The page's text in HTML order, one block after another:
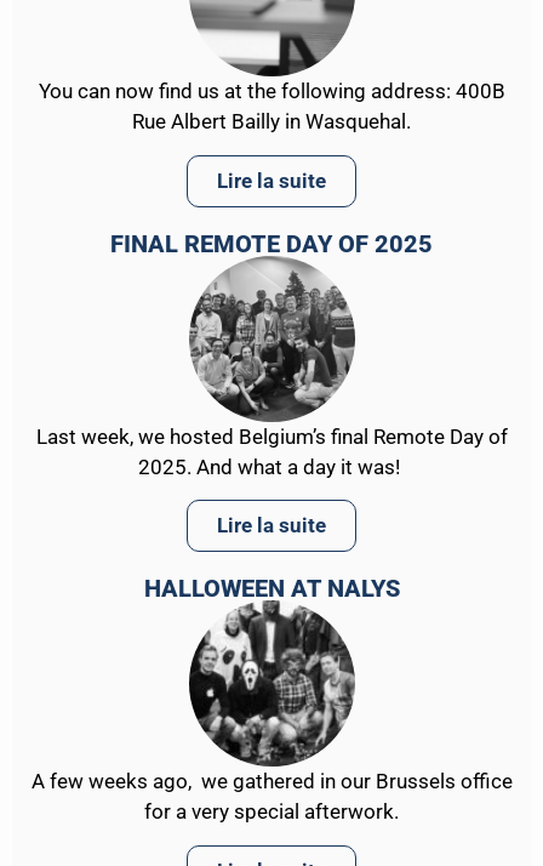
You can now find us at the following address: 400B
Rue Albert Bailly in Wasquehal.
Lire la suite
FINAL REMOTE DAY OF 2025
Last week, we hosted Belgium’s final Remote Day of
2025. And what a day it was!
Lire la suite
HALLOWEEN AT NALYS
A few weeks ago, we gathered in our Brussels office
for a very special afterwork.